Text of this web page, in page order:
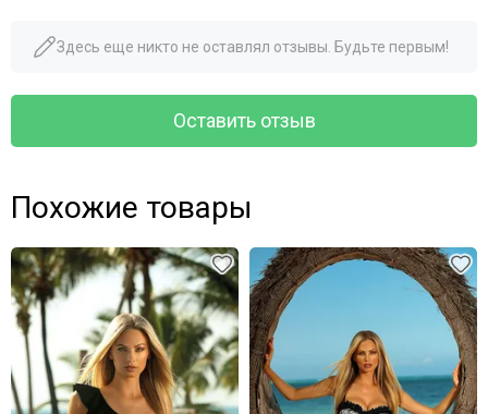
Здесь еще никто не оставлял отзывы. Будьте первым!
Оставить отзыв
Похожие товары